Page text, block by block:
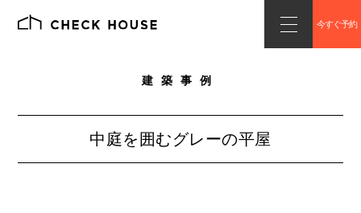
今すぐ予約
建築事例
中庭を囲むグレーの平屋